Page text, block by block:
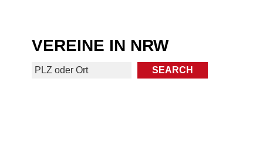
VEREINE IN NRW